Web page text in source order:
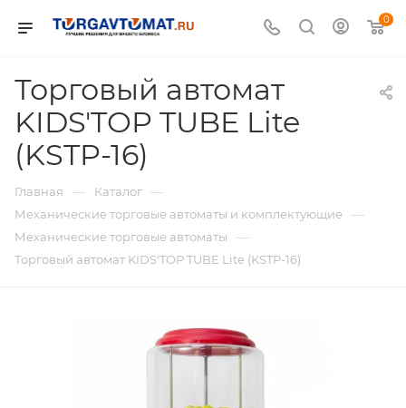
0
Торговый автомат
KIDS'TOP TUBE Lite
(KSTP-16)
Главная — Каталог —
Механические торговые автоматы и комплектующие —
Механические торговые автоматы —
Торговый автомат KIDS'TOP TUBE Lite (KSTP-16)